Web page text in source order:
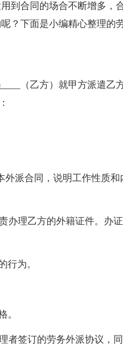
到合同的场合不断增多，
？下面是小编精心整理的
（乙方）就甲方派遣乙
派合同，说明工作性质
办理乙方的外籍证件。办
行为。
。
者签订的劳务外派协议，